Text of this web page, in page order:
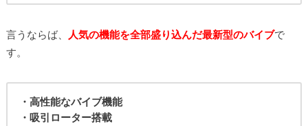
言うならば、 人気の機能を全部盛り込んだ最新型のバイブで
す。
・高性能なバイブ機能
・吸引ローター搭載